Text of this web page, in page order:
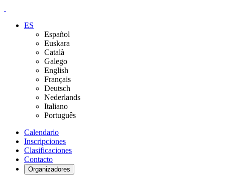
ES
Español
Euskara
Català
Galego
English
Français
Deutsch
Nederlands
Italiano
Português
Calendario
Inscripciones
Clasificaciones
Contacto
Organizadores